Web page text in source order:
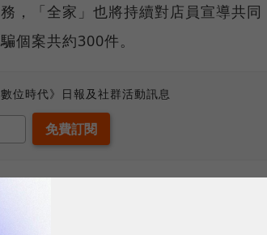
，「全家」也將持續對店員宣導共同
個案共約300件。
位時代》日報及社群活動訊息
道，過去一年已協助受理超過5萬件詐
申請平台」，若遇疑似詐騙爭議包